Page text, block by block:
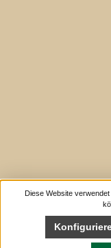
Diese Website